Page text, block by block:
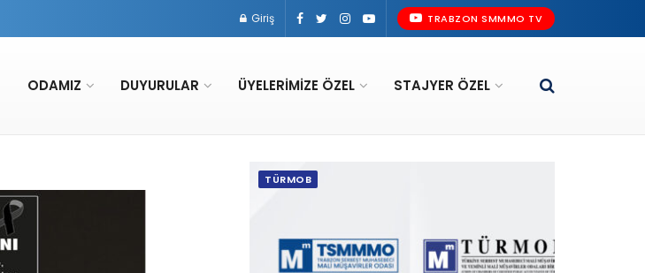
Giriş TRABZON SMMMO TV
ODAMIZ DUYURULAR ÜYELERIMIZE ÖZEL STAJYER ÖZEL
TÜRMOB